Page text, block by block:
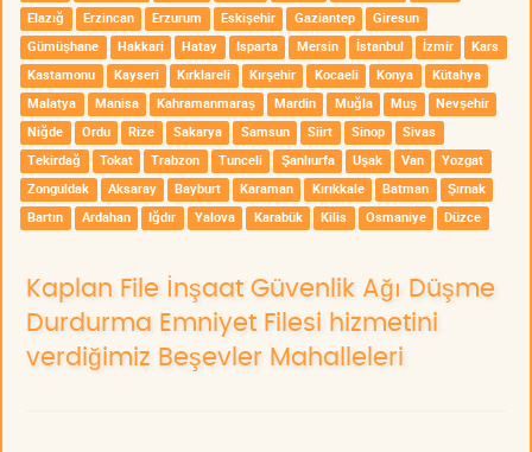
Elazığ
Erzincan Erzurum Eskişehir Gaziantep
Giresun
Gümüşhane
Hakkari Hatay Isparta Mersin İstanbul İzmir
Kars
Kastamonu
Kayseri Kırklareli Kırşehir Kocaeli Konya
Kütahya
Malatya
Manisa Kahramanmaraş Mardin Muğla Muş
Nevşehir
Niğde
Ordu Rize Sakarya Samsun Siirt Sinop
Sivas
Tekirdağ
Tokat Trabzon Tunceli Şanlıurfa Uşak Van
Yozgat
Zonguldak
Aksaray Bayburt Karaman Kırıkkale Batman
Şırnak
Bartın
Ardahan Iğdır Yalova Karabük Kilis Osmaniye Düzce
Kaplan File İnşaat Güvenlik Ağı Düşme
Durdurma Emniyet Filesi hizmetini
verdiğimiz Beşevler Mahalleleri